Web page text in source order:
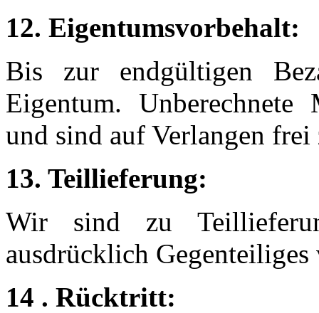
12. Eigentumsvorbehalt:
Bis zur endgültigen
Eigentum.
und sind auf Verlangen frei
13. Teillieferung:
Wir sind zu
ausdrücklich
14 . Rücktritt: